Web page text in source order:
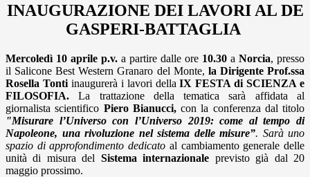
INAUGURAZIONE DEI LAVORI AL DE
GASPERI-BATTAGLIA
Mercoledì 10 aprile p.v. a partire dalle ore 10.30 a Norcia, presso
il Salicone Best Western Granaro del Monte, la Dirigente Prof.ssa
Rosella Tontiinaugurerà i lavori dellaIX FESTA di SCIENZA e
FILOSOFIA. La trattazione della tematica sarà affidata al
giornalista scientifico Piero Bianucci,con la conferenza dal titolo
"Misurare l’Universo con l’Universo 2019: come al tempo di
Napoleone, una rivoluzione nel sistema delle misure”. Sarà uno
spazio di approfondimento dedicato al cambiamento generale delle
unità di misura del Sistema internazionale previsto già dal 20
maggio prossimo.